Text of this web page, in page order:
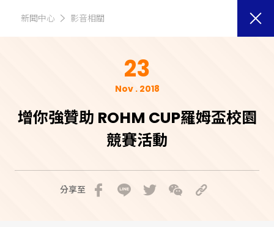
新聞中心 影音相關
23
Nov . 2018
增你強贊助 ROHM CUP羅姆盃校園
競賽活動
分享至